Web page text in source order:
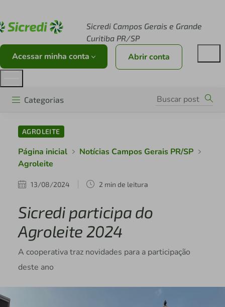
Sicredi Campos Gerais e Grande
Curitiba PR/SP
Acessar minha conta Abrir conta
Categorias
AGROLEITE
Página inicial
Notícias Campos Gerais PR/SP
Agroleite
13/08/2024 2 min de leitura
Sicredi participa do
Agroleite 2024
A cooperativa traz novidades para a participação
deste ano